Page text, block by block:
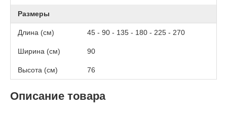
Размеры
Длина (см) 45 - 90 - 135 - 180 - 225 - 270
Ширина (см) 90
Высота (см) 76
Описание товара